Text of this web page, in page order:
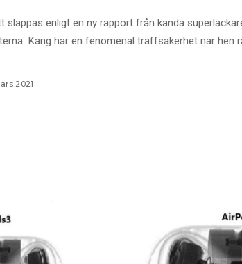
släppas enligt en ny rapport från kända
Kang har en fenomenal träffsäkerhet när hen
2021